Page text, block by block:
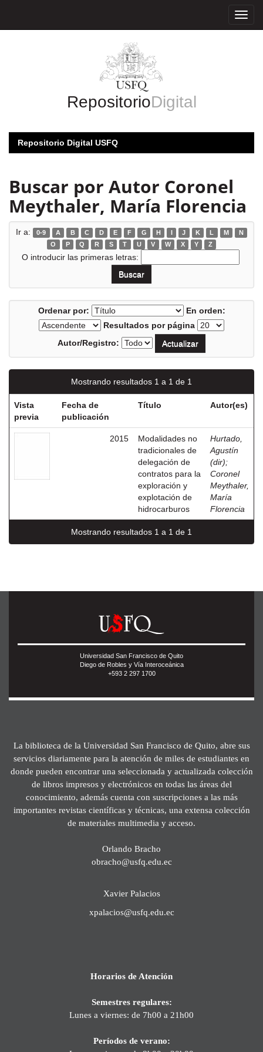
RepositorioDigital
Repositorio Digital USFQ
Buscar por Autor Coronel
Meythaler, María Florencia
Ir a: 0-9 A B C D E F G H I J K L M
N
O
P Q R S T U V W X Y Z
O introducir las primeras letras:
Ordenar por:
En orden:
Resultados por página
Autor/Registro:
Mostrando resultados 1 a 1 de 1
Vista
previa
Fecha de
publicación
Título Autor(es)
2015
Modalidades no
tradicionales de
delegación de
contratos para la
exploración y
explotación de
hidrocarburos
Hurtado,
Agustín
(dir);
Coronel
Meythaler,
María
Florencia
Mostrando resultados 1 a 1 de 1
Universidad San Francisco de Quito
Diego de Robles y Vía Interoceánica
+593 2 297 1700
La biblioteca de la Universidad San Francisco de Quito, abre sus
servicios diariamente para la atención de miles de estudiantes en
donde pueden encontrar una seleccionada y actualizada colección
de libros impresos y electrónicos en todas las áreas del
conocimiento, además cuenta con suscripciones a las más
importantes revistas científicas y técnicas, una extensa colección
de materiales multimedia y acceso.
Orlando Bracho
obracho@usfq.edu.ec
Xavier Palacios
xpalacios@usfq.edu.ec
Horarios de Atención
Semestres regulares:
Lunes a viernes: de 7h00 a 21h00
Períodos de verano: